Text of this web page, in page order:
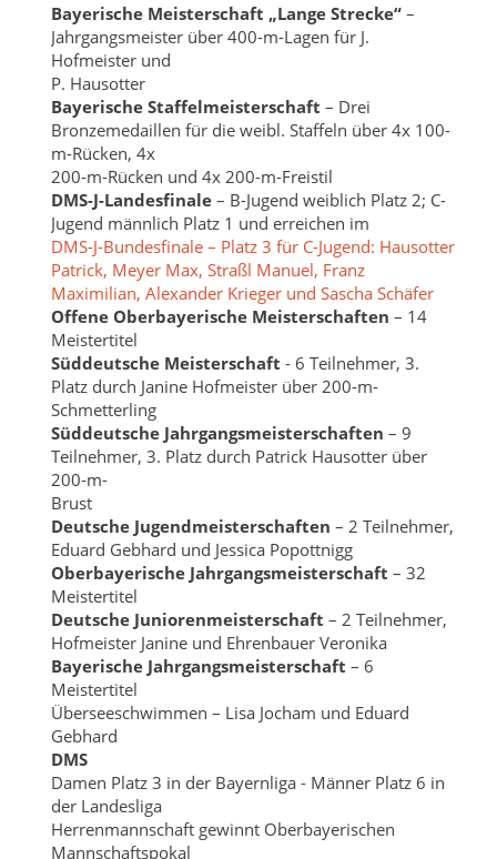
Bayerische Meisterschaft „Lange Strecke“–
Jahrgangsmeister über 400-m-Lagen für J.
Hofmeister und
P. Hausotter
Bayerische Staffelmeisterschaft – Drei
Bronzemedaillen für die weibl. Staffeln über 4x 100-
m-Rücken, 4x
200-m-Rücken und 4x 200-m-Freistil
DMS-J-Landesfinale– B-Jugend weiblich Platz 2; C-
Jugend männlich Platz 1 und erreichen im
DMS-J-Bundesfinale – Platz 3 für C-Jugend: Hausotter
Patrick, Meyer Max, Straßl Manuel, Franz
Maximilian, Alexander Krieger und Sascha Schäfer
Offene Oberbayerische Meisterschaften – 14
Meistertitel
Süddeutsche Meisterschaft - 6 Teilnehmer, 3.
Platz durch Janine Hofmeister über 200-m-
Schmetterling
Süddeutsche Jahrgangsmeisterschaften – 9
Teilnehmer, 3. Platz durch Patrick Hausotter über
200-m-
Brust
Deutsche Jugendmeisterschaften – 2 Teilnehmer,
Eduard Gebhard und Jessica Popottnigg
Oberbayerische Jahrgangsmeisterschaft – 32
Meistertitel
Deutsche Juniorenmeisterschaft – 2 Teilnehmer,
Hofmeister Janine und Ehrenbauer Veronika
Bayerische Jahrgangsmeisterschaft – 6
Meistertitel
Überseeschwimmen – Lisa Jocham und Eduard
Gebhard
DMS
Damen Platz 3 in der Bayernliga - Männer Platz 6 in
der Landesliga
Herrenmannschaft gewinnt Oberbayerischen
Mannschaftspokal